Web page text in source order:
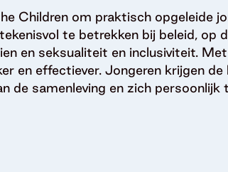
Children om praktisch opgeleide
te betrekken bij beleid, op
en seksualiteit en inclusiviteit.
en effectiever. Jongeren krijgen
de samenleving en zich persoonlijk